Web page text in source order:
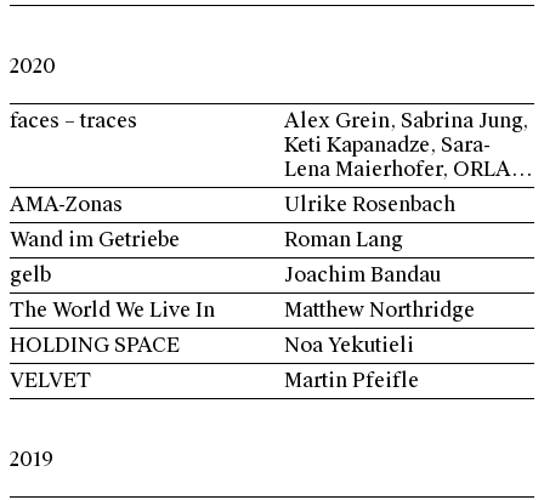
Jung, Keti Kapanadze,
2020
faces – traces
Alex Grein, Sabrina Jung,
Keti Kapanadze, Sara-
Lena Maierhofer, ORLAN,
Ulrike Rosenbach, Lydia
Schouten, Sarah
Schumann, Annegret
Soltau
AMA-Zonas
Ulrike Rosenbach
Wand im Getriebe
Roman Lang
gelb
Joachim Bandau
The World We Live In
Matthew Northridge
HOLDING SPACE
Noa Yekutieli
VELVET
Martin Pfeifle
2019